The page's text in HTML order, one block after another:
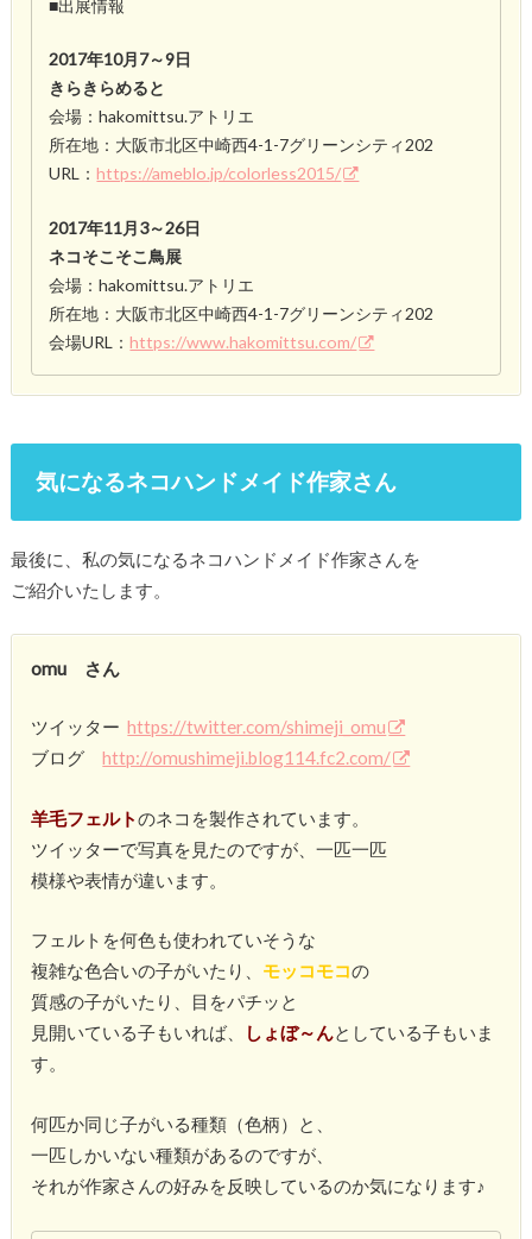
■出展情報
2017年10月7～9日
きらきらめると
会場：hakomittsu.アトリエ
所在地：大阪市北区中崎西4-1-7グリーンシティ202
URL：https://ameblo.jp/colorless2015/
2017年11月3～26日
ネコそこそこ鳥展
会場：hakomittsu.アトリエ
所在地：大阪市北区中崎西4-1-7グリーンシティ202
会場URL：https://www.hakomittsu.com/
気になるネコハンドメイド作家さん
最後に、私の気になるネコハンドメイド作家さんを
ご紹介いたします。
omu さん
ツイッターhttps://twitter.com/shimeji_omu
ブログhttp://omushimeji.blog114.fc2.com/
羊毛フェルトのネコを製作されています。
ツイッターで写真を見たのですが、一匹一匹
模様や表情が違います。
フェルトを何色も使われていそうな
複雑な色合いの子がいたり、 モッコモコの
質感の子がいたり、目をパチッと
見開いている子もいれば、
しょぼ～んとしている子もいま
す。
何匹か同じ子がいる種類（色柄）と、
一匹しかいない種類があるのですが、
それが作家さんの好みを反映しているのか気になります♪